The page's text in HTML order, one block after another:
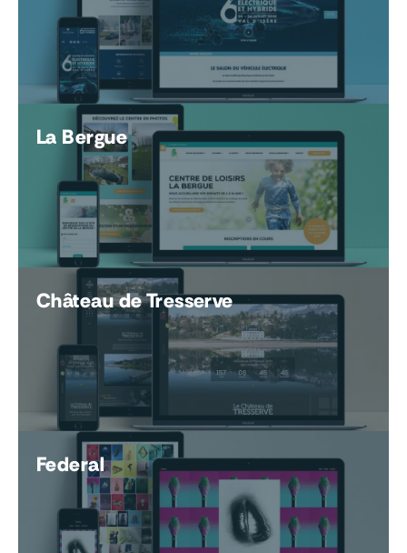
La Bergue
Château de Tresserve
Federal